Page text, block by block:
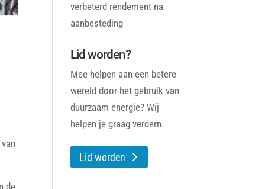
de
verbeterd rendement na
aanbesteding
Lid worden?
Mee helpen aan een betere
wereld door het gebruik van
duurzaam energie? Wij
helpen je graag verdern.
Lid worden